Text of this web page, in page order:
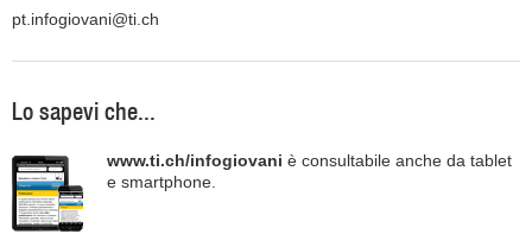
pt.infogiovani@ti.ch
Lo sapevi che...
www.ti.ch/infogiovani è consultabile anche da tablet
e smartphone.